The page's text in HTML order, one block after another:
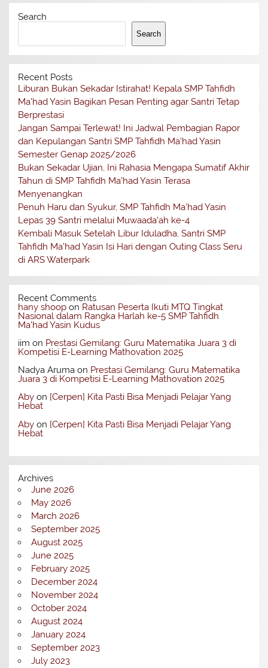
Search
Search
Recent Posts
Liburan Bukan Sekadar Istirahat! Kepala SMP Tahfidh
Ma’had Yasin Bagikan Pesan Penting agar Santri Tetap
Berprestasi
Jangan Sampai Terlewat! Ini Jadwal Pembagian Rapor
dan Kepulangan Santri SMP Tahfidh Ma’had Yasin
Semester Genap 2025/2026
Bukan Sekadar Ujian, Ini Rahasia Mengapa Sumatif Akhir
Tahun di SMP Tahfidh Ma’had Yasin Terasa
Menyenangkan
Penuh Haru dan Syukur, SMP Tahfidh Ma’had Yasin
Lepas 39 Santri melalui Muwaada’ah ke-4
Kembali Masuk Setelah Libur Iduladha, Santri SMP
Tahfidh Ma’had Yasin Isi Hari dengan Outing Class Seru
di ARS Waterpark
Recent Comments
hany shoop on Ratusan Peserta Ikuti MTQ Tingkat
Nasional dalam Rangka Harlah ke-5 SMP Tahfidh
Ma’had Yasin Kudus
iim on Prestasi Gemilang: Guru Matematika Juara 3 di
Kompetisi E-Learning Mathovation 2025
Nadya Aruma on Prestasi Gemilang: Guru Matematika
Juara 3 di Kompetisi E-Learning Mathovation 2025
Aby on [Cerpen] Kita Pasti Bisa Menjadi Pelajar Yang
Hebat
Aby on [Cerpen] Kita Pasti Bisa Menjadi Pelajar Yang
Hebat
Archives
June 2026
May 2026
March 2026
September 2025
August 2025
June 2025
February 2025
December 2024
November 2024
October 2024
August 2024
January 2024
September 2023
July 2023